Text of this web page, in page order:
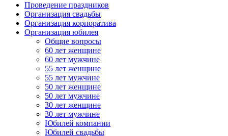
Проведение праздников
Организация свадьбы
Организация корпоратива
Организация юбилея
Общие вопросы
60 лет женщине
60 лет мужчине
55 лет женщине
55 лет мужчине
50 лет женщине
50 лет мужчине
30 лет женщине
30 лет мужчине
Юбилей компании
Юбилей свадьбы